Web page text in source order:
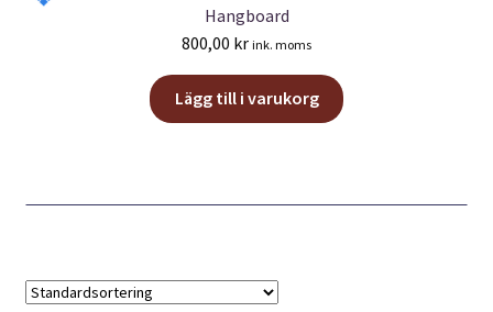
Hangboard
800,00 kr ink. moms
Lägg till i varukorg